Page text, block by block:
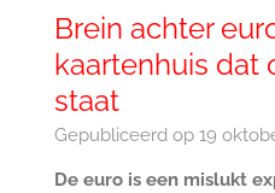
Brein achter
kaartenhuis dat
staat
Gepubliceerd op 19
De euro is een mislukt